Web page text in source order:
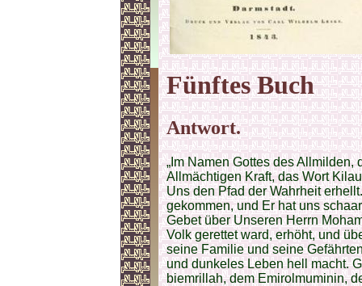
Fünftes Buch
Antwort.
„Im Namen Gottes des Allmilden, des Allbarmherzigen. Durch Gottes des Allmächtigen Kraft, das Wort Kilaun's an Sultan Ahmed: Lob sei Gott! welcher Uns den Pfad der Wahrheit erhellt. In Uns ist die Hilfe und der Sieg Gottes gekommen, und Er hat uns schaarweise in die Religion Gottes aufgenommen. Gebet über Unseren Herrn Mohammed; Er, den Gott über Alles, wodurch sein Volk gerettet ward, erhöht, und über alle Propheten, welche retten, und über seine Familie und seine Gefährten! Gebet, welches erleuchtet die finstere Nacht und dunkeles Leben hell macht. Gefälligkeit und Ergebenheit vom Imam Hakim biemrillah, dem Emirolmuminin, dem Abkömmlinge der Chalifen, der den wahren Weg betreten, dem Vetter des Herrn der Propheten, dem Chalifen, welchem die Religiosen huldigen. Es ist angekommen das Schreiben, das verehrliche, das Ehren gewährliche, enthaltend die grosse Kunde von dem Eintritte in die Religion und dem Ausfalle wider Alle, welche dem wahren Leben widerstreben. Nachdem geöffnet worden dieses Schreiben, welches Kunde der Ueberlieferungen haucht, Ueberlieferungen, welche für die Moslimen gewiss, die gewissesten der Ueberlieferungen, welche überlieferte Moslim, wurden die Gesichter zu Gott dem Allmächtigen gewendet mit der Bitte, dass er diess befestige mit dem Worte, dem festen, und dass der Samen dieser Religion im Herzen sprosse, wie die schönsten der Pflanzen aus dem härtesten Boden sprossen. In nachdenkender Achtung stellten Wir an treffliche Betrachtung über die Erwähnung der aufrichtigen Absicht, dass im Anfang des Lebens und in der Frische jugendlichen Strebens die Einheit Gottes verkündet und der Eintritt in das Volk Mohammed's mit Wort und That und Einsicht und Rath begründet werde. Gott sei Lob! dass er die Brust des Sultans für den Islam erweitert und dieselbe mit der edelsten der Eingebungen aufgeheitert; Gott sei Lob! dass er uns unter die Vorgehenden, die ersten gesetzt zu diesem erhabenen Orte, und dass er Unsere Füsse befestiget auf jedem Standorte des Kampfs, im Feld und mit dem Worte. Weiters über die Reihenfolge im Reiche durch Erbschaft nach dem Abtritte des Vaters des Bessten und des Bruders des Grössten, über die Ausgiessung dieser grossen Gnaden auf den Sultan, wie derselbe den Gipfel der Glaubensreinigung erklommen und den Titel der Herrschaft angenommen, nachdem ihm Gott dieselbe zugezählt und ihn aus seinen Dienern auserwählt durch die wahren Kunden von den Wundern seiner Helfer und Diener; und weiters über die Versammlung der Brüder und Kinder der Fürsten, der grossen, der Führer des Heers, der Vorsteher der Truppen in der Versammlung des Kuriltai, wo die Menge zusammengeflockt und der Feuerstahl dem Kiesel die Funken der Meinungen entlockt, und wie ihr Wort mit den Geboten des weiland grossen Bruders übereingestimmt in der Sendung der Heere nach dieser Seite, dass aber derselbe (der Ilchan) nachgedacht über das, was ihre gesammte Meinung vorgebracht, und dass er sich mit ihrem Verlangen bekannt gemacht und dasselbe im Widerspruch gefunden mit dem, was er selbst in seinem Innern ausgedacht, indem er nur das Gute bezwecke und sich die Verbesserung zum Ziel stecke, damit er lösche dieses Feuer und stille die Unruh, die nicht geheuer. Diesen Schritt hat der König (Ilchan) aus Liebe zu seinem Volke gemacht, indem er das Ende mit durchdringendem Sinne erwägend bedacht. Wäre diess nicht so gewesen und hätten sie die Sache der Entscheidung des Schwertes